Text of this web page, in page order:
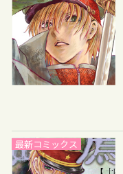
最新コミックス